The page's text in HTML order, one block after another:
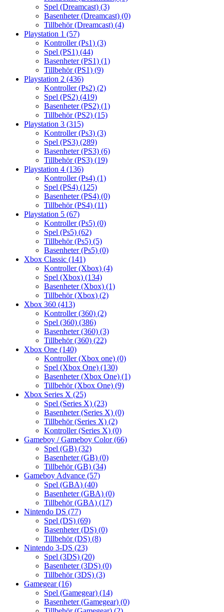
Spel (Dreamcast) (3)
Basenheter (Dreamcast) (0)
Tillbehör (Dreamcast) (4)
Playstation 1 (57)
Kontroller (Ps1) (3)
Spel (PS1) (44)
Basenheter (PS1) (1)
Tillbehör (PS1) (9)
Playstation 2 (436)
Kontroller (Ps2) (2)
Spel (PS2) (419)
Basenheter (PS2) (1)
Tillbehör (PS2) (15)
Playstation 3 (315)
Kontroller (Ps3) (3)
Spel (PS3) (289)
Basenheter (PS3) (6)
Tillbehör (PS3) (19)
Playstation 4 (136)
Kontroller (Ps4) (1)
Spel (PS4) (125)
Basenheter (PS4) (0)
Tillbehör (PS4) (11)
Playstation 5 (67)
Kontroller (Ps5) (0)
Spel (Ps5) (62)
Tillbehör (Ps5) (5)
Basenheter (Ps5) (0)
Xbox Classic (141)
Kontroller (Xbox) (4)
Spel (Xbox) (134)
Basenheter (Xbox) (1)
Tillbehör (Xbox) (2)
Xbox 360 (413)
Kontroller (360) (2)
Spel (360) (386)
Basenheter (360) (3)
Tillbehör (360) (22)
Xbox One (140)
Kontroller (Xbox one) (0)
Spel (Xbox One) (130)
Basenheter (Xbox One) (1)
Tillbehör (Xbox One) (9)
Xbox Series X (25)
Spel (Series X) (23)
Basenheter (Series X) (0)
Tillbehör (Series X) (2)
Kontroller (Series X) (0)
Gameboy / Gameboy Color(66)
Spel (GB) (32)
Basenheter (GB) (0)
Tillbehör (GB) (34)
Gameboy Advance (57)
Spel (GBA) (40)
Basenheter (GBA) (0)
Tillbehör (GBA) (17)
Nintendo DS (77)
Spel (DS) (69)
Basenheter (DS) (0)
Tillbehör (DS) (8)
Nintendo 3-DS (23)
Spel (3DS) (20)
Basenheter (3DS) (0)
Tillbehör (3DS) (3)
Gamegear(16)
Spel (Gamegear) (14)
Basenheter (Gamegear) (0)